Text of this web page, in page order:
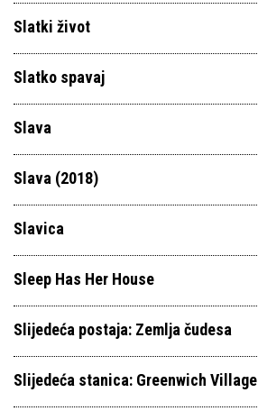
Slatki život
Slatko spavaj
Slava
Slava (2018)
Slavica
Sleep Has Her House
Slijedeća postaja: Zemlja čudesa
Slijedeća stanica: Greenwich Village